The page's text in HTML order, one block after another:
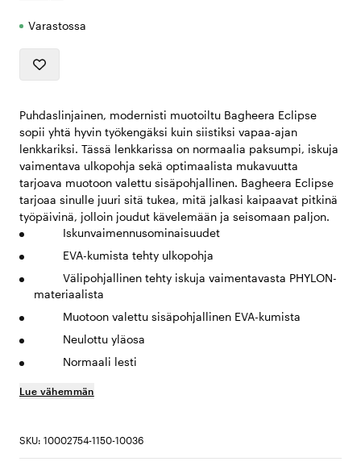
Varastossa
Puhdaslinjainen, modernisti muotoiltu Bagheera Eclipse
sopii yhtä hyvin työkengäksi kuin siistiksi vapaa-ajan
lenkkariksi. Tässä lenkkarissa on normaalia paksumpi, iskuja
vaimentava ulkopohja sekä optimaalista mukavuutta
tarjoava muotoon valettu sisäpohjallinen. Bagheera Eclipse
tarjoaa sinulle juuri sitä tukea, mitä jalkasi kaipaavat pitkinä
työpäivinä, jolloin joudut kävelemään ja seisomaan paljon.
Iskunvaimennusominaisuudet
EVA-kumista tehty ulkopohja
Välipohjallinen tehty iskuja vaimentavasta PHYLON-
materiaalista
Muotoon valettu sisäpohjallinen EVA-kumista
Neulottu yläosa
Normaali lesti
Lue vähemmän
SKU: 10002754-1150-10036